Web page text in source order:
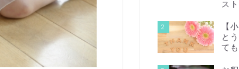
ス
2
【
と
て